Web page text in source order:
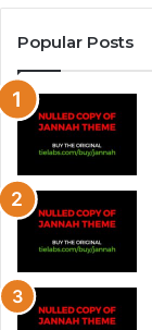
Popular Posts